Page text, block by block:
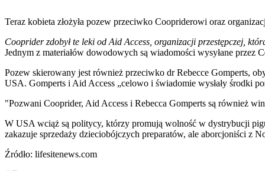
Teraz kobieta złożyła pozew przeciwko Coopriderowi oraz
Cooprider zdobył te leki od Aid Access, organizacji przestępczej,
Jednym z materiałów dowodowych są wiadomości wysyłane
Pozew skierowany jest również przeciwko dr Rebecce Gomperts,
USA. Gomperts i Aid Access „celowo i świadomie wysłały środki
"Pozwani Cooprider, Aid Access i Rebecca Gomperts są również
W USA wciąż są politycy, którzy promują wolność w dystrybucji
zakazuje sprzedaży dzieciobójczych preparatów, ale aborcjoniści z
Źródło: lifesitenews.com